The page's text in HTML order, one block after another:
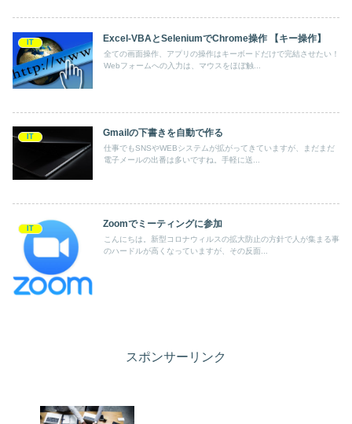
IT Excel-VBAとSeleniumでChrome操作 【キー操作】
全ての画面操作、アプリの操作はキーボードだけで完結させたい！
Webフォームへの入力は、マウスをほぼ触...
IT Gmailの下書きを自動で作る
仕事でもSNSやWEBシステムが拡がってきていますが、まだまだ
電子メールの出番は多いですね。手軽に送...
IT Zoomでミーティングに参加
こんにちは。新型コロナウィルスの拡大防止の方針で人が集まる事
のハードルが高くなっていますが、その反面...
スポンサーリンク